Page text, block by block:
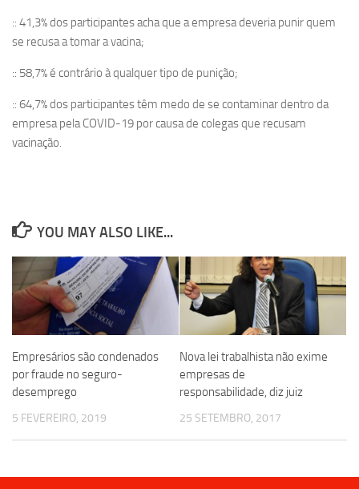
:: 41,3% dos participantes acha que a empresa deveria punir quem
se recusa a tomar a vacina;
:: 58,7% é contrário à qualquer tipo de punição;
:: 64,7% dos participantes têm medo de se contaminar dentro da
empresa pela COVID-19 por causa de colegas que recusam
vacinação.
YOU MAY ALSO LIKE...
Empresários são condenados
por fraude no seguro-
desemprego
5 FEVEREIRO, 2019
Nova lei trabalhista não exime
empresas de
responsabilidade, diz juiz
25 SETEMBRO, 2017